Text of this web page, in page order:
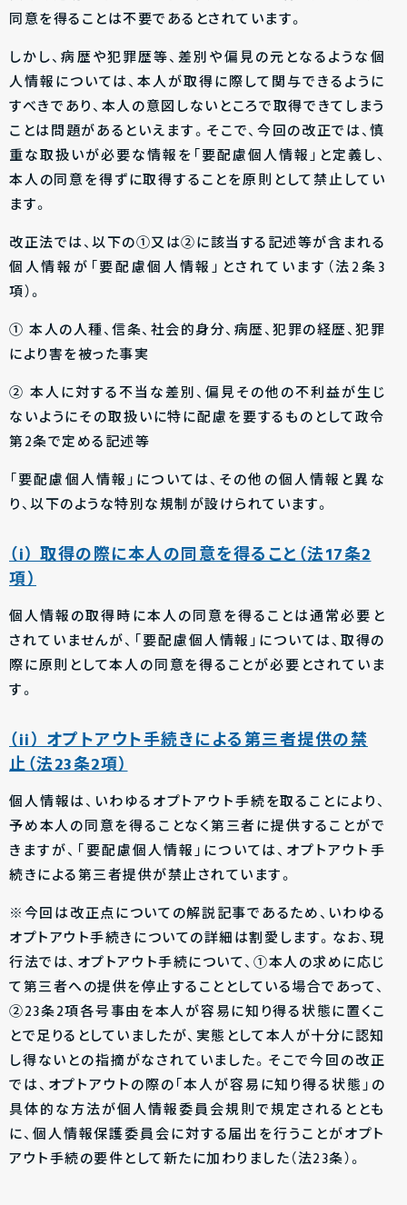
同意を得ることは不要であるとされています。
しかし、病歴や犯罪歴等、差別や偏見の元となるような個
人情報については、本人が取得に際して関与できるように
すべきであり、本人の意図しないところで取得できてしまう
ことは問題があるといえます。そこで、今回の改正では、慎
重な取扱いが必要な情報を「要配慮個人情報」と定義し、
本人の同意を得ずに取得することを原則として禁止してい
ます。
改正法では、以下の①又は②に該当する記述等が含まれる
個人情報が「要配慮個人情報」とされています（法2条3
項）。
① 本人の人種、信条、社会的身分、病歴、犯罪の経歴、犯罪
により害を被った事実
② 本人に対する不当な差別、偏見その他の不利益が生じ
ないようにその取扱いに特に配慮を要するものとして政令
第2条で定める記述等
「要配慮個人情報」については、その他の個人情報と異な
り、以下のような特別な規制が設けられています。
（i） 取得の際に本人の同意を得ること（法17条2
項）
個人情報の取得時に本人の同意を得ることは通常必要と
されていませんが、「要配慮個人情報」については、取得の
際に原則として本人の同意を得ることが必要とされていま
す。
（ii） オプトアウト手続きによる第三者提供の禁
止（法23条2項）
個人情報は、いわゆるオプトアウト手続を取ることにより、
予め本人の同意を得ることなく第三者に提供することがで
きますが、「要配慮個人情報」については、オプトアウト手
続きによる第三者提供が禁止されています。
※今回は改正点についての解説記事であるため、いわゆる
オプトアウト手続きについての詳細は割愛します。なお、現
行法では、オプトアウト手続について、①本人の求めに応じ
て第三者への提供を停止することとしている場合であって、
②23条2項各号事由を本人が容易に知り得る状態に置くこ
とで足りるとしていましたが、実態として本人が十分に認知
し得ないとの指摘がなされていました。そこで今回の改正
では、オプトアウトの際の「本人が容易に知り得る状態」の
具体的な方法が個人情報委員会規則で規定されるととも
に、個人情報保護委員会に対する届出を行うことがオプト
アウト手続の要件として新たに加わりました（法23条）。